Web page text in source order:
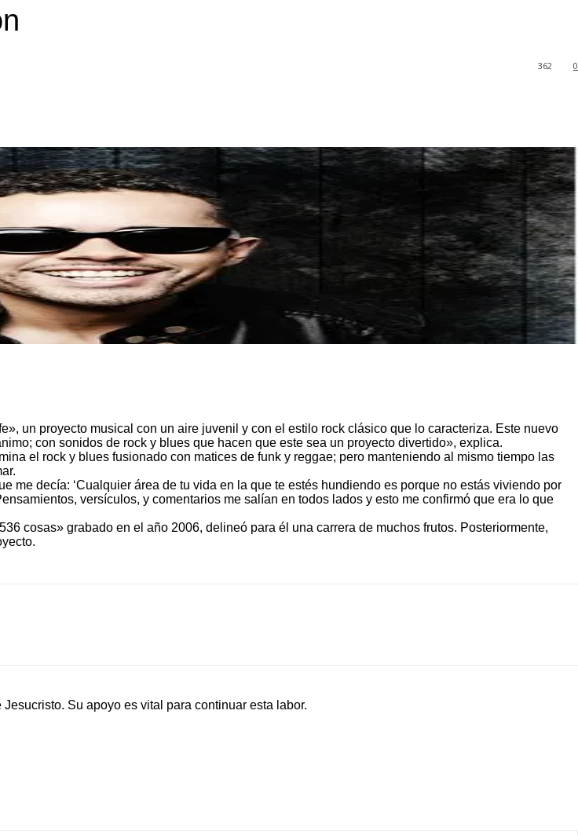
0
362
un proyecto musical con un aire juvenil y con el estilo rock clásico que lo caracteriza. Este nuevo
con sonidos de rock y blues que hacen que este sea un proyecto divertido», explica.
el rock y blues fusionado con matices de funk y reggae; pero manteniendo al mismo tiempo las
me decía: ‘Cualquier área de tu vida en la que te estés hundiendo es porque no estás viviendo por
versículos, y comentarios me salían en todos lados y esto me confirmó que era lo que
cosas» grabado en el año 2006, delineó para él una carrera de muchos frutos. Posteriormente,
Su apoyo es vital para continuar esta labor.